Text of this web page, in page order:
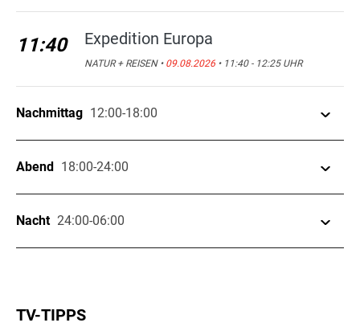
11:40 Expedition Europa
NATUR + REISEN • 09.08.2026 • 11:40 - 12:25 UHR
Nachmittag 12:00-18:00
12:25 Der Metall-Planet
INFO •09.08.2026• 12:25 - 13:10 UHR
13:10
13:55
Was die Welt am Laufen hält:
Abend 18:00-24:00
18:20 Sketch History
UNTERHALTUNG •09.08.2026• 18:20 - 18:45 UHR
SERIE •
Nacht 24:00-06:00
TV-TIPPS